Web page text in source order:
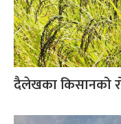
दैलेखका किसानको